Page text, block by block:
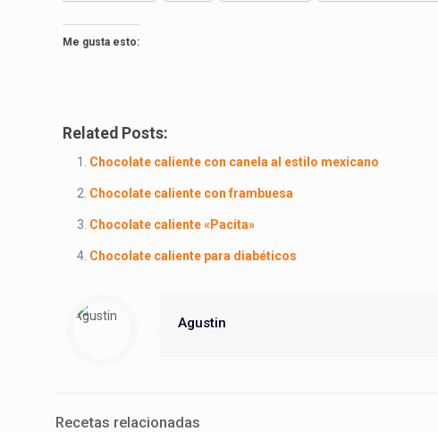
Me gusta esto:
Related Posts:
Chocolate caliente con canela al estilo mexicano
Chocolate caliente con frambuesa
Chocolate caliente «Pacita»
Chocolate caliente para diabéticos
Agustin
Recetas relacionadas